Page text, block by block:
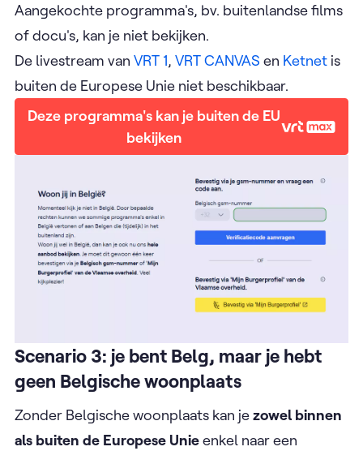
Aangekochte programma's, bv. buitenlandse films
of docu's, kan je niet bekijken.
De livestream van VRT 1, VRT CANVAS en Ketnet is
buiten de Europese Unie niet beschikbaar.
Deze programma's kan je buiten de EU
bekijken
Scenario 3: je bent Belg, maar je hebt
geen Belgische woonplaats
Zonder Belgische woonplaats kan jezowel binnen
als buiten de Europese Unieenkel naar een